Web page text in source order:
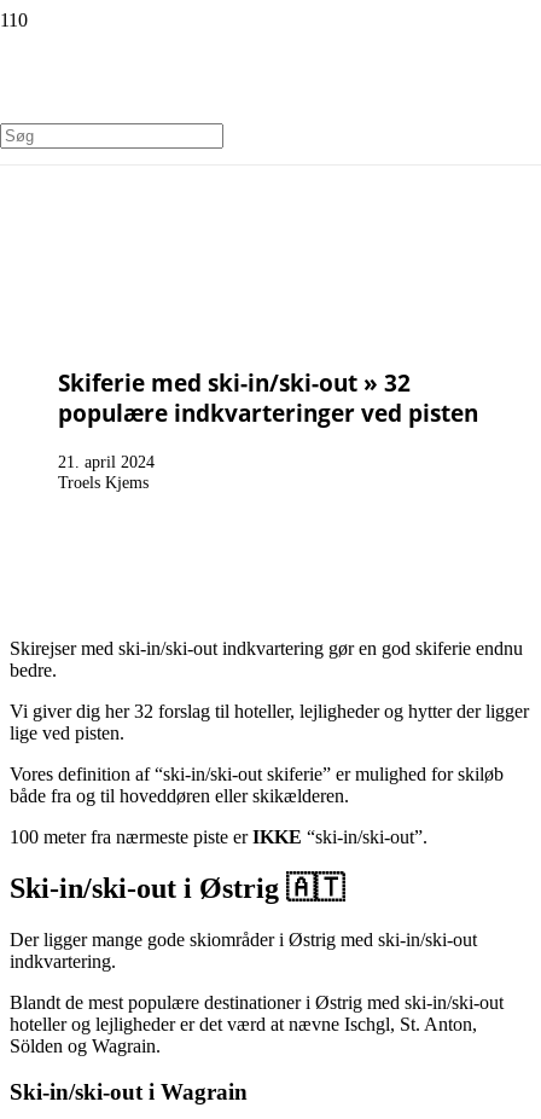
Skiferie med ski-in/ski-out » 32
populære indkvarteringer ved pisten
21. april 2024
Troels Kjems
Skirejser med ski-in/ski-out indkvartering gør en god skiferie endnu
bedre.
Vi giver dig her 32 forslag til hoteller, lejligheder og hytter der ligger
lige ved pisten.
Vores definition af “ski-in/ski-out skiferie” er mulighed for skiløb
både fra og til hoveddøren eller skikælderen.
100 meter fra nærmeste piste erIKKE “ski-in/ski-out”.
Ski-in/ski-out i Østrig 🇦🇹
Der ligger mange gode skiområder i Østrig med ski-in/ski-out
indkvartering.
Blandt de mest populære destinationer i Østrig med ski-in/ski-out
hoteller og lejligheder er det værd at nævne Ischgl, St. Anton,
Sölden og Wagrain.
Ski-in/ski-out i Wagrain